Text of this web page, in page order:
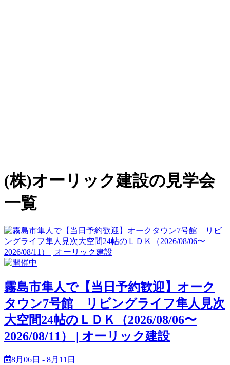
(株)オーリック建設の見学会
一覧
霧島市隼人で【当日予約歓迎】オーク
タウン7号館 リビングライフ隼人見次
大空間24帖のＬＤＫ（2026/08/06〜
2026/08/11） | オーリック建設
8月06日 - 8月11日